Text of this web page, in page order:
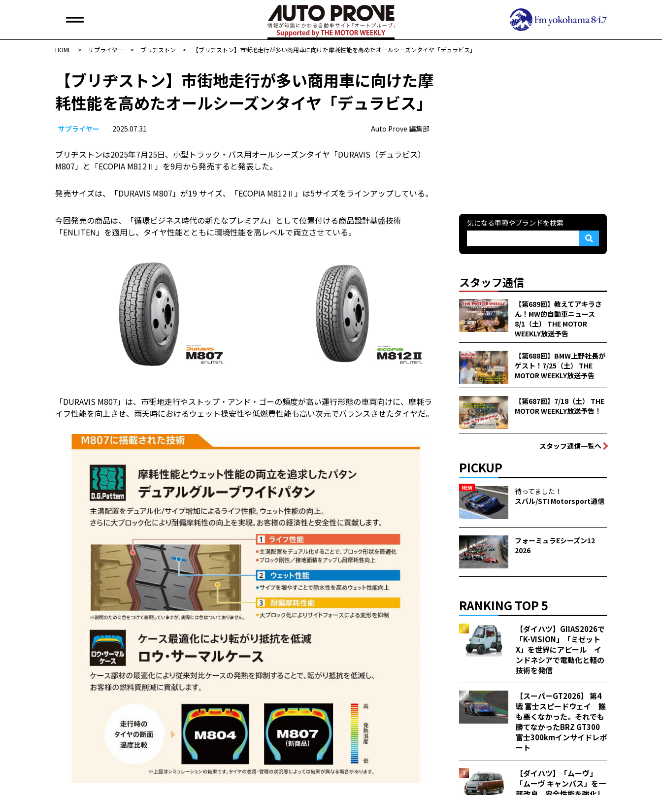
HOME > サプライヤー > ブリヂストン > 【ブリヂストン】市街地走行が多い商用車に向けた摩耗性能を高めたオールシーズンタイヤ「デュラビス」
【ブリヂストン】市街地走行が多い商用車に向けた摩
耗性能を高めたオールシーズンタイヤ「デュラビス」
サプライヤー 2025.07.31 Auto Prove 編集部
ブリヂストンは2025年7月25日、小型トラック・バス用オールシーズンタイヤ「DURAVIS（デュラビス）
M807」と「ECOPIA M812Ⅱ」を9月から発売すると発表した。
発売サイズは、「DURAVIS M807」が19 サイズ、「ECOPIA M812Ⅱ」は5サイズをラインアップしている。
今回発売の商品は、「循環ビジネス時代の新たなプレミアム」として位置付ける商品設計基盤技術
「ENLITEN」を適用し、タイヤ性能とともに環境性能を高レベルで両立させている。
「DURAVIS M807」は、市街地走行やストップ・アンド・ゴーの頻度が高い運行形態の車両向けに、摩耗ラ
イフ性能を向上させ、雨天時におけるウェット操安性や低燃費性能も高い次元でバランスさせたタイヤだ。
気になる車種やブランドを検索
スタッフ通信
【第689回】教えてアキラさ
ん！MW的自動車ニュース
8/1（土） THE MOTOR
WEEKLY放送予告
【第688回】BMW上野社長が
ゲスト！7/25（土） THE
MOTOR WEEKLY放送予告
【第687回】7/18（土） THE
MOTOR WEEKLY放送予告！
スタッフ通信一覧へ
PICKUP
NEW
待ってました！
スバル/STI Motorsport通信
フォーミュラEシーズン12
2026
RANKING TOP 5
【ダイハツ】GIIAS2026で
「K-VISION」「ミゼット
X」を世界にアピール イ
ンドネシアで電動化と軽の
技術を発信
【スーパーGT2026】 第4
戦 富士スピードウェイ 誰
も悪くなかった。それでも
勝てなかった――BRZ GT300
富士300kmインサイドレポ
ート
【ダイハツ】「ムーヴ」
「ムーヴ キャンバス」を一